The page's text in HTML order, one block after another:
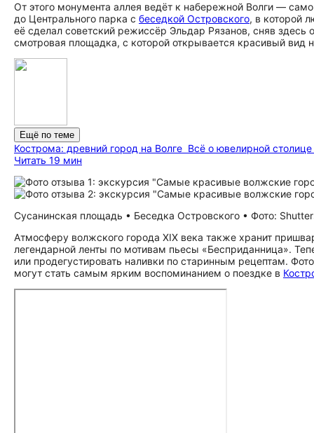
От этого монумента аллея ведёт к набережной Волги —
до Центрального парка с беседкой Островского, в которой
её сделал советский режиссёр Эльдар Рязанов, сняв
смотровая площадка, с которой открывается красивый вид
Ещё по теме
Кострома: древний город на Волге Всё о ювелирной
Читать 19 мин
Сусанинская площадь • Беседка Островского • Фото:
Атмосферу волжского города XIX века также хранит
легендарной ленты по мотивам пьесы «Бесприданница».
или продегустировать наливки по старинным рецептам.
могут стать самым ярким воспоминанием о поездке в